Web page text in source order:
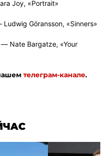
Joy, «Portrait»
Göransson, «Sinners»
Nate Bargatze, «Your
телеграм-канале.